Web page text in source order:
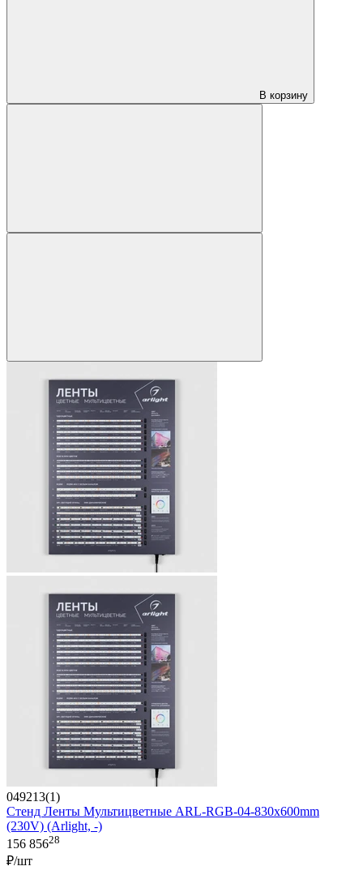
В корзину
049213(1)
Стенд Ленты Мультицветные ARL-RGB-04-830x600mm
(230V) (Arlight, -)
156 85628
₽/шт